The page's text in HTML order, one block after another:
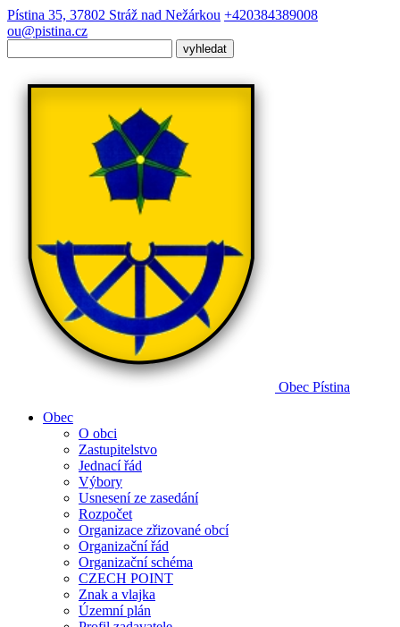
Pístina 35, 37802 Stráž nad Nežárkou +420384389008
ou@pistina.cz
Obec Pístina
Obec
O obci
Zastupitelstvo
Jednací řád
Výbory
Usnesení ze zasedání
Rozpočet
Organizace zřizované obcí
Organizační řád
Organizační schéma
CZECH POINT
Znak a vlajka
Územní plán